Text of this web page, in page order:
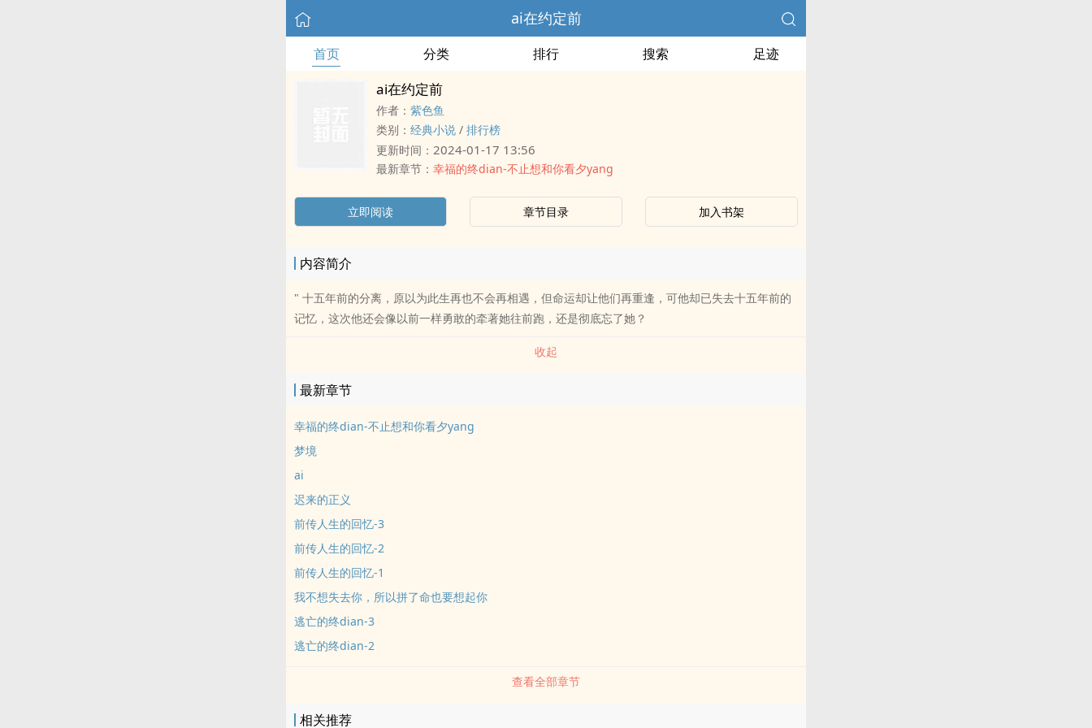
ai在约定前
首页 分类 排行 搜索 足迹
ai在约定前
作者： 紫色鱼
类别： 经典小说 / 排行榜
更新时间： 2024-01-17 13:56
最新章节： 幸福的终dian-不止想和你看夕yang
立即阅读 章节目录 加入书架
内容简介
" 十五年前的分离，原以为此生再也不会再相遇，但命运却让他们再重逢，可他却已失去十五年前的
记忆，这次他还会像以前一样勇敢的牵著她往前跑，还是彻底忘了她？
收起
最新章节
幸福的终dian-不止想和你看夕yang
梦境
ai
迟来的正义
前传人生的回忆-3
前传人生的回忆-2
前传人生的回忆-1
我不想失去你，所以拼了命也要想起你
逃亡的终dian-3
逃亡的终dian-2
查看全部章节
相关推荐